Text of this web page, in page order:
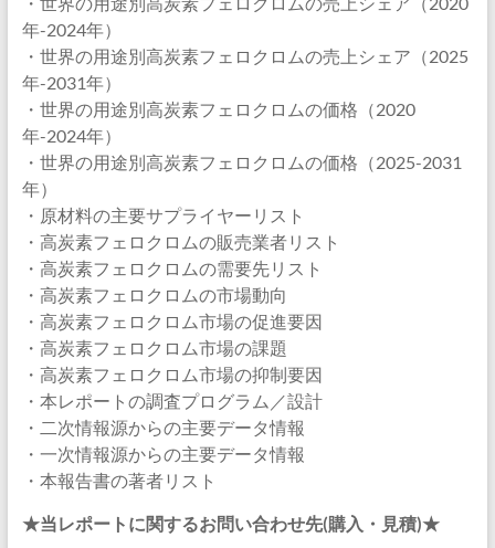
年-2024年）
・世界の用途別高炭素フェロクロムの売上シェア（2025
年-2031年）
・世界の用途別高炭素フェロクロムの価格（2020
年-2024年）
・世界の用途別高炭素フェロクロムの価格（2025-2031
年）
・原材料の主要サプライヤーリスト
・高炭素フェロクロムの販売業者リスト
・高炭素フェロクロムの需要先リスト
・高炭素フェロクロムの市場動向
・高炭素フェロクロム市場の促進要因
・高炭素フェロクロム市場の課題
・高炭素フェロクロム市場の抑制要因
・本レポートの調査プログラム／設計
・二次情報源からの主要データ情報
・一次情報源からの主要データ情報
・本報告書の著者リスト
★当レポートに関するお問い合わせ先(購入・見積)★